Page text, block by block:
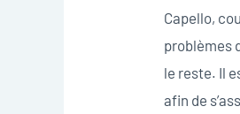
Capello,
problèmes
le reste. Il
afin de